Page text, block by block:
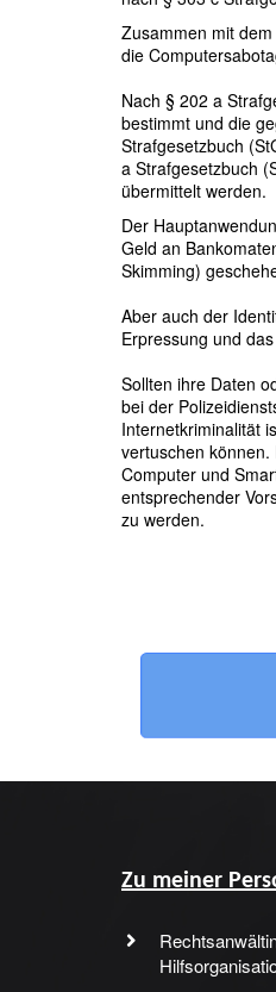
Zusammen mit
die
Nach § 202 a
bestimmt und die
Strafgesetzbuch
a Strafgesetzbuch
übermittelt werden.
Der
Geld an
Skimming)
Aber auch der
Erpressung und
Sollten ihre Daten
bei der
Internetkriminalität
vertuschen
Computer und
entsprechender
zu werden.
Zu meiner